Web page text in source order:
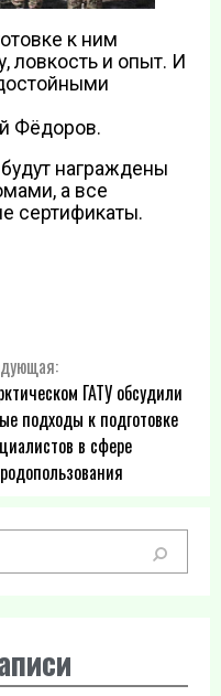
к ним
ловкость и опыт. И
Фёдоров.
награждены
а все
сертификаты.
ГАТУ обсудили
подходы к подготовке
в сфере